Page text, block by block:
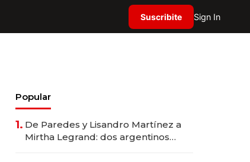
Suscribite Sign In
Popular
1. De Paredes y Lisandro Martínez a
Mirtha Legrand: dos argentinos